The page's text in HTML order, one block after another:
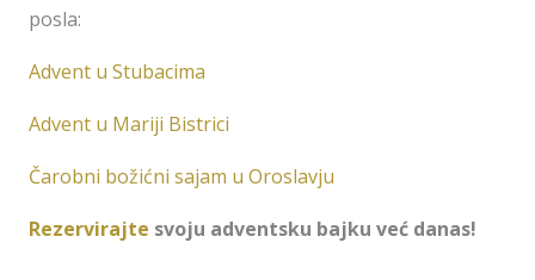
posla:
Advent u Stubacima
Advent u Mariji Bistrici
Čarobni božićni sajam u Oroslavju
Rezervirajte svoju adventsku bajku već danas!